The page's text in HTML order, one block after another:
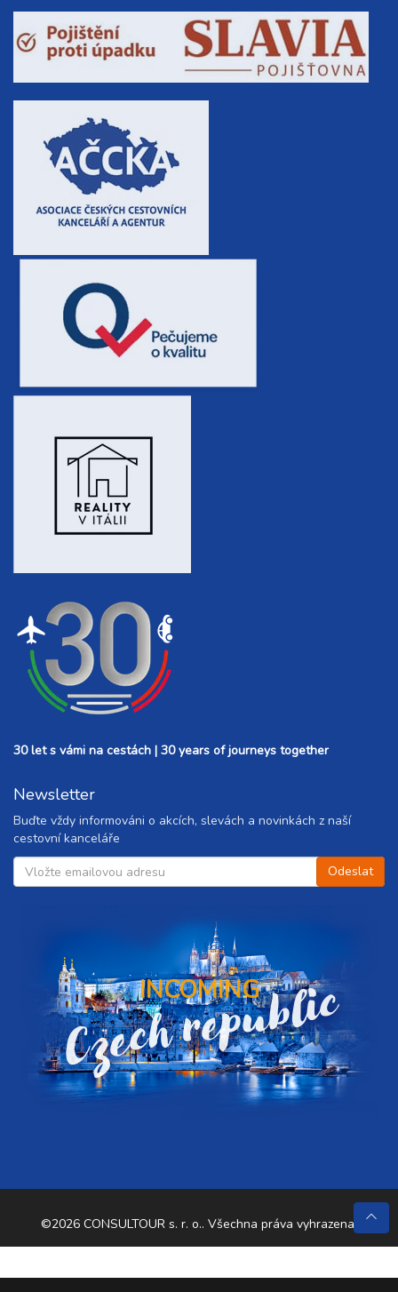
30 let s vámi na cestách | 30 years of journeys together
Newsletter
Buďte vždy informováni o akcích, slevách a novinkách z naší
cestovní kanceláře
INCOMING
Czech republic
©2026 CONSULTOUR s. r. o.. Všechna práva vyhrazena.